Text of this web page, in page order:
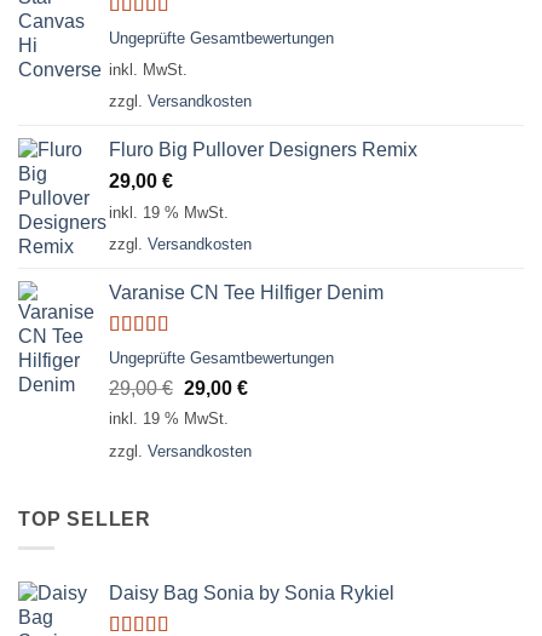
Bewertet
mit 4.33
von 5
Ungeprüfte Gesamtbewertungen
inkl. MwSt.
zzgl. Versandkosten
Fluro Big Pullover Designers Remix
29,00 €
inkl. 19 % MwSt.
zzgl. Versandkosten
Varanise CN Tee Hilfiger Denim
Bewertet
mit 3.50
von 5
Ungeprüfte Gesamtbewertungen
29,00€ Ursprünglicher
Preis
29,00 €
29,00 €Aktueller
29,00 €.
inkl. 19 % MwSt.
zzgl. Versandkosten
TOP SELLER
Daisy Bag Sonia by Sonia Rykiel